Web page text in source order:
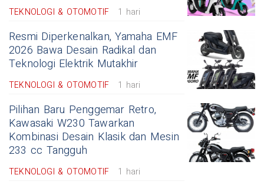
TEKNOLOGI & OTOMOTIF 1 hari
Resmi Diperkenalkan, Yamaha EMF
2026 Bawa Desain Radikal dan
Teknologi Elektrik Mutakhir
TEKNOLOGI & OTOMOTIF 1 hari
Pilihan Baru Penggemar Retro,
Kawasaki W230 Tawarkan
Kombinasi Desain Klasik dan Mesin
233 cc Tangguh
TEKNOLOGI & OTOMOTIF 1 hari